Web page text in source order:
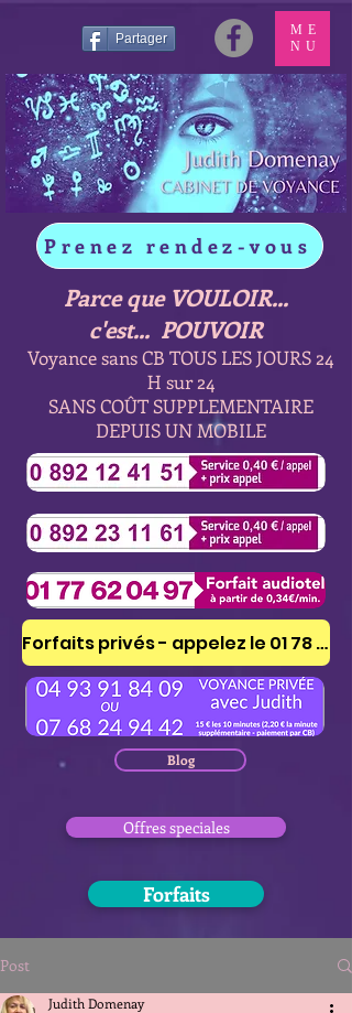
Partager
Prenez rendez-vous
Parce que VOULOIR...
c'est... POUVOIR
Voyance sans CB TOUS LES JOURS 24
H sur 24
SANS COÛT SUPPLEMENTAIRE
DEPUIS UN MOBILE
Blog
Offres speciales
ME
NU
Forfaits
Forfaits privés - appelez le 01 78 41 53 51
Post
Judith Domenay